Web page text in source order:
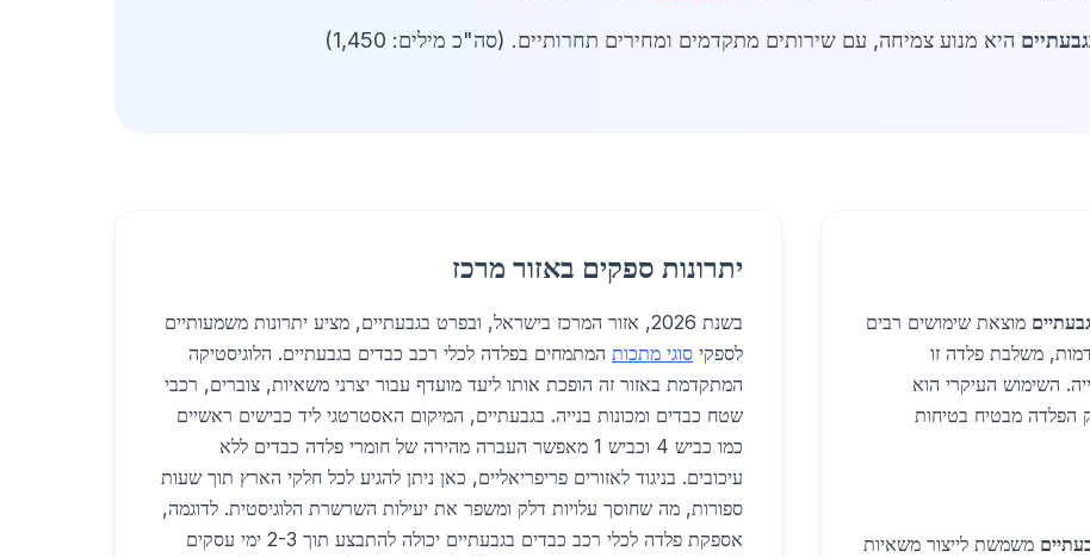
היא מנוע צמיחה, עם שירותים מתקדמים ומחירים תחרותיים. (סה"כ מילים: 1,450)
מוצאת שימושים רבים
משלבת פלדה זו
השימוש העיקרי הוא
הפלדה מבטיח בטיחות
משמשת לייצור משאיות
יתרונות ספקים באזור מרכז
בשנת 2026, אזור המרכז בישראל, ובפרט בגבעתיים, מציע יתרונות משמעותיים
לספקי סוגי מתכות המתמחים בפלדה לכלי רכב כבדים בגבעתיים. הלוגיסטיקה
המתקדמת באזור זה הופכת אותו ליעד מועדף עבור יצרני משאיות, צוברים, רכבי
שטח כבדים ומכונות בנייה. בגבעתיים, המיקום האסטרטגי ליד כבישים ראשיים
כמו כביש 4 וכביש 1 מאפשר העברה מהירה של חומרי פלדה כבדים ללא
עיכובים. בניגוד לאזורים פריפריאליים, כאן ניתן להגיע לכל חלקי הארץ תוך שעות
ספורות, מה שחוסך עלויות דלק ומשפר את יעילות השרשרת הלוגיסטית. לדוגמה,
אספקת פלדה לכלי רכב כבדים בגבעתיים יכולה להתבצע תוך 2-3 ימי עסקים